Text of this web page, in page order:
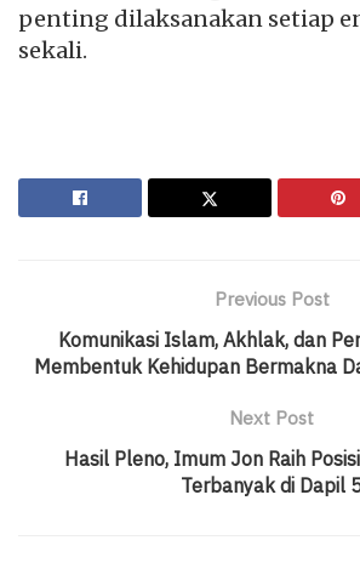
penting dilaksanakan setiap
sekali.
Previous Post
Komunikasi Islam, Akhlak, dan
Membentuk Kehidupan Bermakna
Next Post
Hasil Pleno, Imum Jon Raih
Terbanyak di Dapil